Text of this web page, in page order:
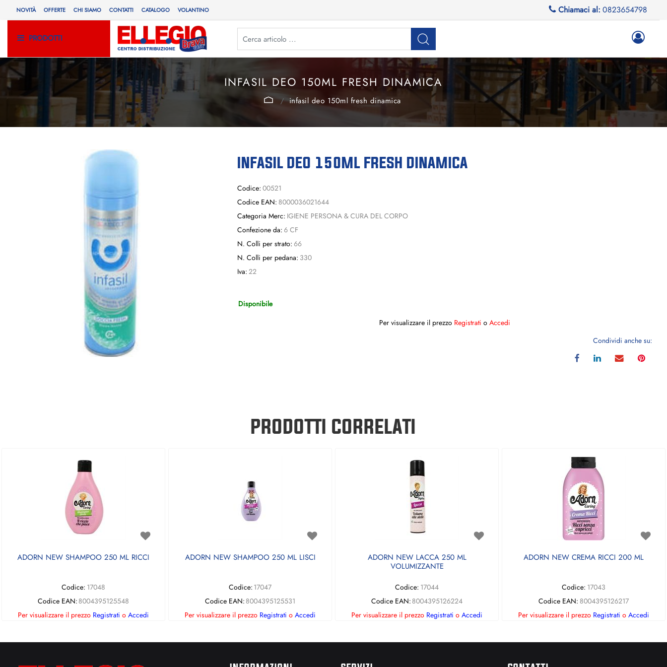
NOVITÀ OFFERTE CHI SIAMO CONTATTI CATALOGO VOLANTINO Chiamaci al: 0823654798
PRODOTTI
INFASIL DEO 150ML FRESH DINAMICA
infasil deo 150ml fresh dinamica
INFASIL DEO 150ML FRESH DINAMICA
Codice: 00521
Codice EAN: 8000036021644
Categoria Merc: IGIENE PERSONA & CURA DEL CORPO
Confezione da: 6 CF
N. Colli per strato: 66
N. Colli per pedana: 330
Iva: 22
Disponibile
Per visualizzare il prezzo Registrati o Accedi
Condividi anche su:
PRODOTTI CORRELATI
ADORN NEW SHAMPOO 250 ML RICCI
Codice: 17048
Codice EAN: 8004395125548
Per visualizzare il prezzo Registrati o Accedi
ADORN NEW SHAMPOO 250 ML LISCI
Codice: 17047
Codice EAN: 8004395125531
Per visualizzare il prezzo Registrati o Accedi
ADORN NEW LACCA 250 ML
VOLUMIZZANTE
Codice: 17044
Codice EAN: 8004395126224
Per visualizzare il prezzo Registrati o Accedi
ADORN NEW CREMA RICCI 200 ML
Codice: 17043
Codice EAN: 8004395126217
Per visualizzare il prezzo Registrati o Accedi